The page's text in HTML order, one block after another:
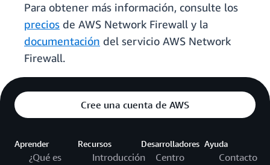
Para obtener más información, consulte los
precios de AWS Network Firewall y la
documentación del servicio AWS Network
Firewall.
Cree una cuenta de AWS
Aprender
¿Qué es
Recursos
Introducción
Desarrolladores
Centro
Ayuda
Contacto